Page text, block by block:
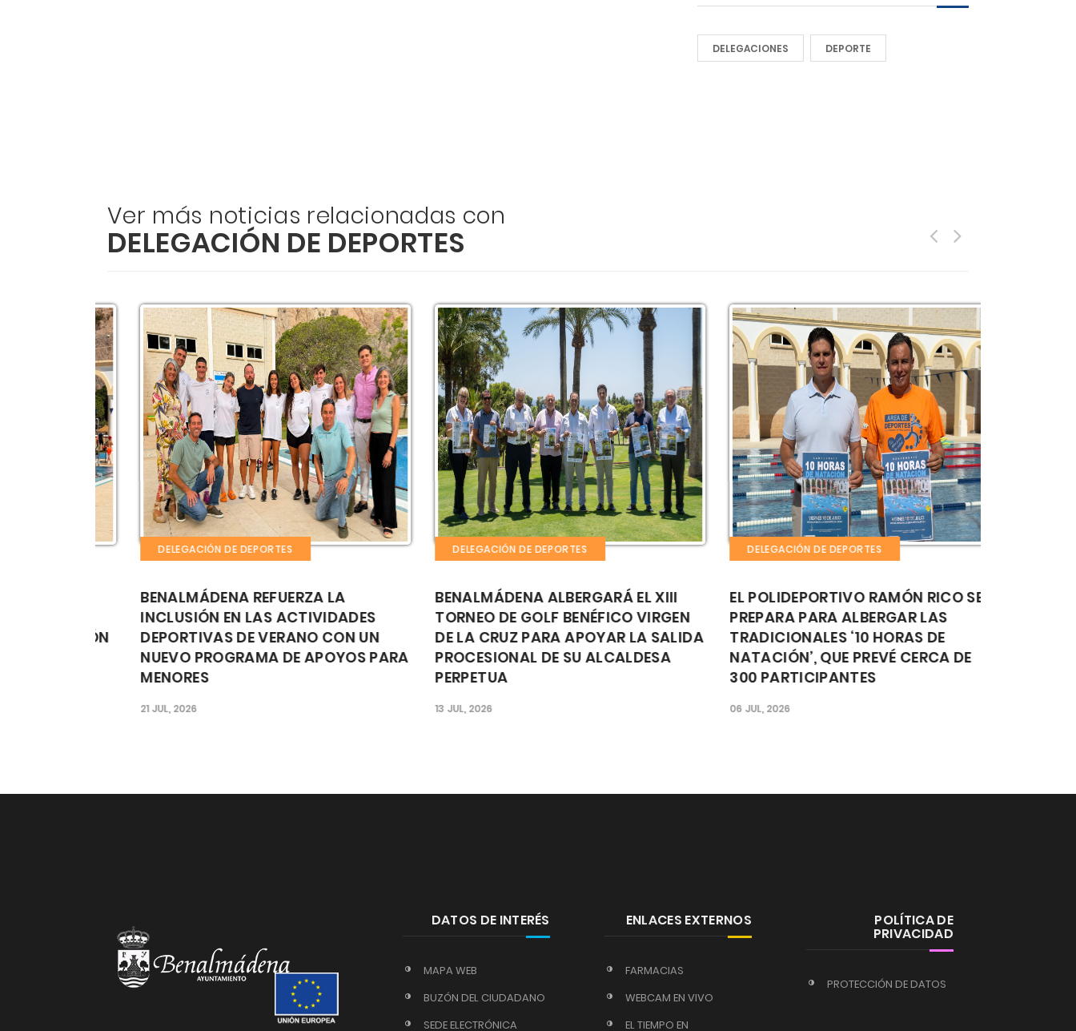
DELEGACIONES DEPORTE
Ver más noticias relacionadas con
DELEGACIÓN DE DEPORTES
DELEGACIÓN DE DEPORTES
BENALMÁDENA REFUERZA LA
INCLUSIÓN EN LAS ACTIVIDADES
DEPORTIVAS DE VERANO CON UN
NUEVO PROGRAMA DE APOYOS PARA
MENORES
21 JUL, 2026
DELEGACIÓN DE DEPORTES
BENALMÁDENA ALBERGARÁ EL XIII
TORNEO DE GOLF BENÉFICO VIRGEN
DE LA CRUZ PARA APOYAR LA SALIDA
PROCESIONAL DE SU ALCALDESA
PERPETUA
13 JUL, 2026
DELEGACIÓN DE DEPORTES
EL POLIDEPORTIVO RAMÓN RICO SE
PREPARA PARA ALBERGAR LAS
TRADICIONALES ‘10 HORAS DE
NATACIÓN’, QUE PREVÉ CERCA DE
300 PARTICIPANTES
06 JUL, 2026
DATOS DE INTERÉS
MAPA WEB
BUZÓN DEL CIUDADANO
SEDE ELECTRÓNICA
ENLACES EXTERNOS
FARMACIAS
WEBCAM EN VIVO
EL TIEMPO EN
POLÍTICA DE
PRIVACIDAD
PROTECCIÓN DE DATOS